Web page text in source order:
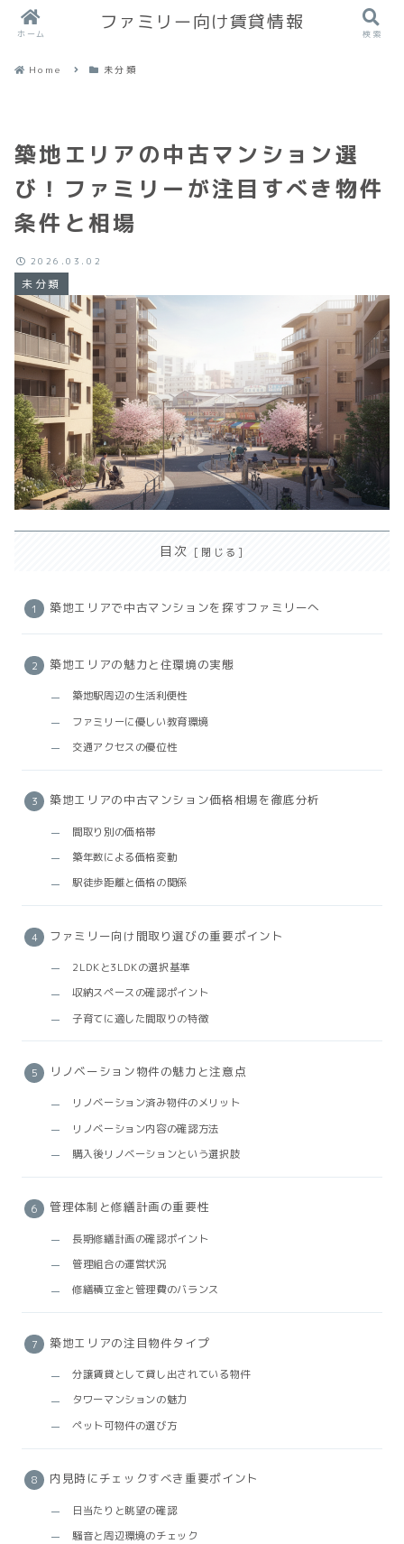
Home 未分類
築地エリアの中古マンション選
び！ファミリーが注目すべき物件
条件と相場
未分類
2026.03.02
目次
築地エリアで中古マンションを探すファミリーへ
築地エリアの魅力と住環境の実態
築地駅周辺の生活利便性
ファミリーに優しい教育環境
交通アクセスの優位性
築地エリアの中古マンション価格相場を徹底分析
間取り別の価格帯
築年数による価格変動
駅徒歩距離と価格の関係
ファミリー向け間取り選びの重要ポイント
2LDKと3LDKの選択基準
収納スペースの確認ポイント
子育てに適した間取りの特徴
リノベーション物件の魅力と注意点
リノベーション済み物件のメリット
リノベーション内容の確認方法
購入後リノベーションという選択肢
管理体制と修繕計画の重要性
長期修繕計画の確認ポイント
管理組合の運営状況
修繕積立金と管理費のバランス
築地エリアの注目物件タイプ
分譲賃貸として貸し出されている物件
タワーマンションの魅力
ペット可物件の選び方
内見時にチェックすべき重要ポイント
日当たりと眺望の確認
騒音と周辺環境のチェック
ホーム
ファミリー向け賃貸情報
検索